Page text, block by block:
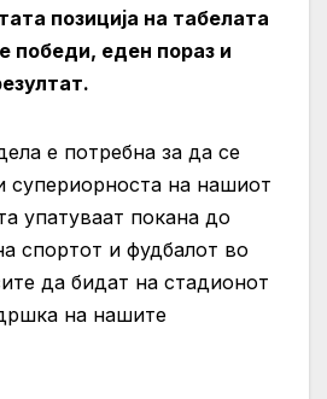
позиција на табелата
победи, еден пораз и
е потребна за да се
супериорноста на нашиот
упатуваат покана до
спортот и фудбалот во
да бидат на стадионот
на нашите